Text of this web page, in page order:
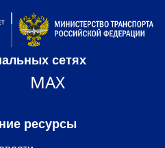
сетях
MAX
ресурсы